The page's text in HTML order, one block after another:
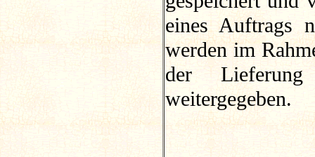
eines Auftrags
werden im
der
weitergegeben.